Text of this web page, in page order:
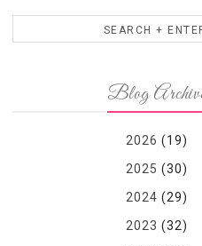
Blog
2026 (19)
2025 (30)
2024 (29)
2023 (32)